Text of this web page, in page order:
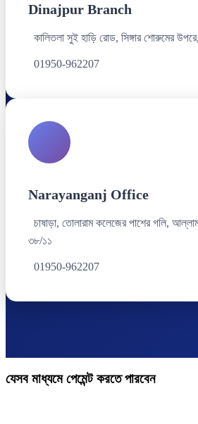
Dinajpur Branch
কালিতলা সুই হাড়ি রোড, সিঙ্গার শোরুমের
01950-962207
Narayanganj Office
চাষাড়া, তোলারাম কলেজের পাশের গলি,
৩৮/১১
01950-962207
যেসব মাধ্যমে পেমেন্ট করতে পারবেন